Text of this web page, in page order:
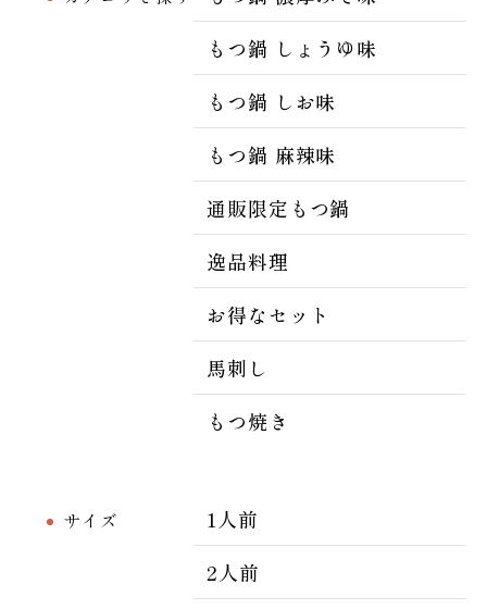
もつ鍋 しょうゆ味
もつ鍋 しお味
もつ鍋 麻辣味
通販限定もつ鍋
逸品料理
お得なセット
馬刺し
もつ焼き
サイズ
1人前
2人前